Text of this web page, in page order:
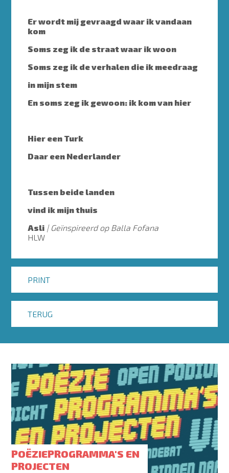
Er wordt mij gevraagd waar ik vandaan
kom
Soms zeg ik de straat waar ik woon
Soms zeg ik de verhalen die ik meedraag
in mijn stem
En soms zeg ik gewoon: ik kom van hier
Hier een Turk
Daar een Nederlander
Tussen beide landen
vind ik mijn thuis
Asli
Geïnspireerd op Balla Fofana
HLW
PRINT
TERUG
POËZIEPROGRAMMA'S EN
PROJECTEN